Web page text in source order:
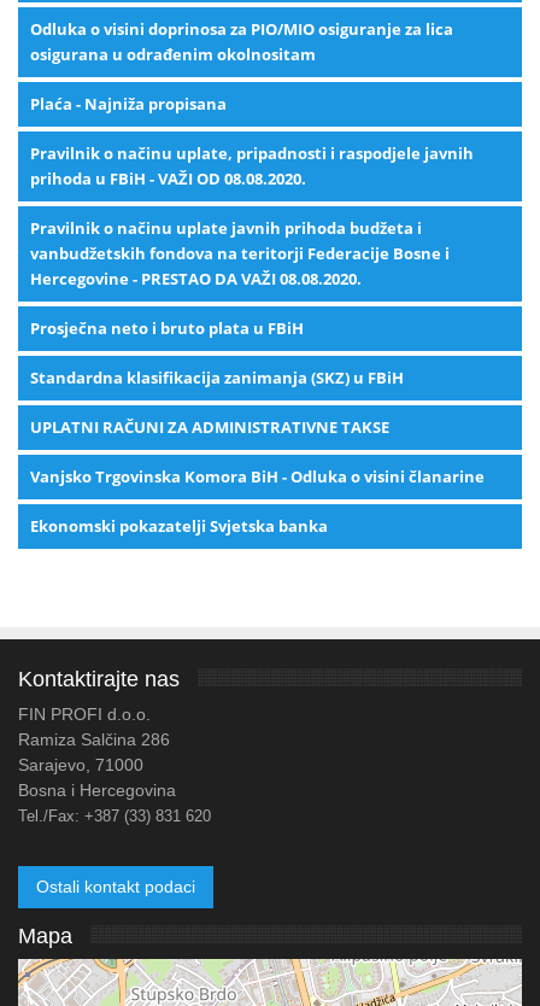
Odluka o visini doprinosa za PIO/MIO osiguranje za lica
osigurana u odrađenim okolnositam
Plaća - Najniža propisana
Pravilnik o načinu uplate, pripadnosti i raspodjele javnih
prihoda u FBiH - VAŽI OD 08.08.2020.
Pravilnik o načinu uplate javnih prihoda budžeta i
vanbudžetskih fondova na teritorji Federacije Bosne i
Hercegovine - PRESTAO DA VAŽI 08.08.2020.
Prosječna neto i bruto plata u FBiH
Standardna klasifikacija zanimanja (SKZ) u FBiH
UPLATNI RAČUNI ZA ADMINISTRATIVNE TAKSE
Vanjsko Trgovinska Komora BiH - Odluka o visini članarine
Ekonomski pokazatelji Svjetska banka
Kontaktirajte nas
FIN PROFI d.o.o.
Ramiza Salčina 286
Sarajevo, 71000
Bosna i Hercegovina
Tel./Fax: +387 (33) 831 620
Ostali kontakt podaci
Mapa